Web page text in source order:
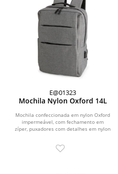
E@01323
Mochila Nylon Oxford 14L
Mochila confeccionada em nylon Oxford
impermeável, com fechamento em
zíper, puxadores com detalhes em nylon